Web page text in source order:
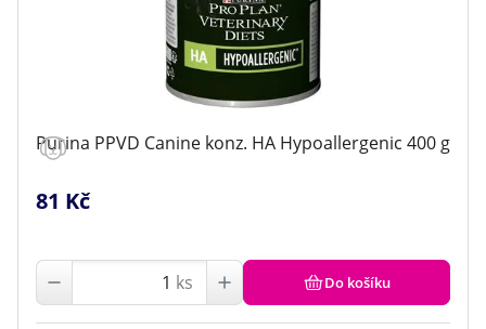
Purina PPVD Canine konz. HA Hypoallergenic 400 g
81 Kč
ks Do košíku